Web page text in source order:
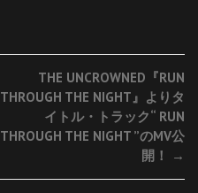
THE UNCROWNED『RUN
THROUGH THE NIGHT』よりタ
イトル・トラック“ RUN
THROUGH THE NIGHT ”のMV公
開！
→